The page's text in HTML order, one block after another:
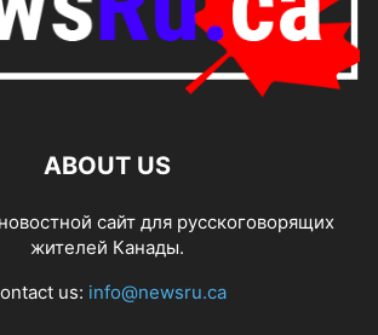
ABOUT US
сайт для русскоговорящих
жителей Канады.
us: info@newsru.ca